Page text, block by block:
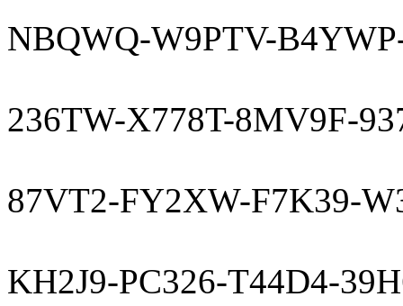
NBQWQ-W9PTV-
236TW-X778T-8MV9F-
87VT2-FY2XW-F7K39-
KH2J9-PC326-T44D4-